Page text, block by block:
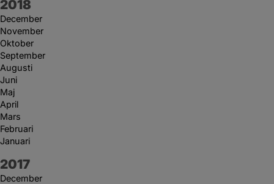
År:
2018
December
November
Oktober
September
Augusti
Juni
Maj
April
Mars
Februari
Januari
År:
2017
December